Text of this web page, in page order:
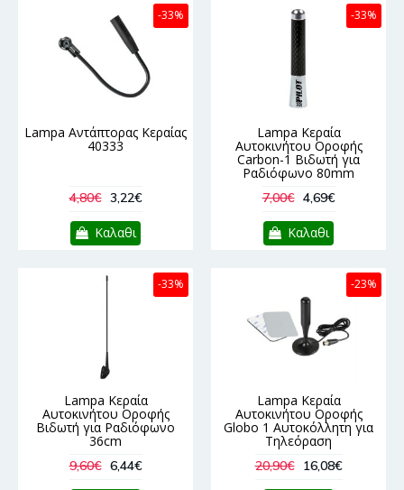
-33%
Lampa Αντάπτορας Κεραίας
40333
4,80€ 3,22€
Καλαθι
-33%
Lampa Κεραία
Αυτοκινήτου Οροφής
Carbon-1 Βιδωτή για
Ραδιόφωνο 80mm
7,00€ 4,69€
Καλαθι
-33%
Lampa Κεραία
Αυτοκινήτου Οροφής
Βιδωτή για Ραδιόφωνο
36cm
9,60€ 6,44€
-23%
Lampa Κεραία
Αυτοκινήτου Οροφής
Globo 1 Αυτοκόλλητη για
Τηλεόραση
20,90€ 16,08€